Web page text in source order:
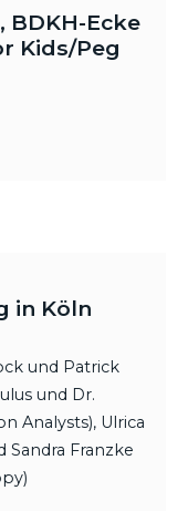
BDKH-Ecke
Kids/Peg
in Köln
und Patrick
und Dr.
Analysts), Ulrica
Sandra Franzke